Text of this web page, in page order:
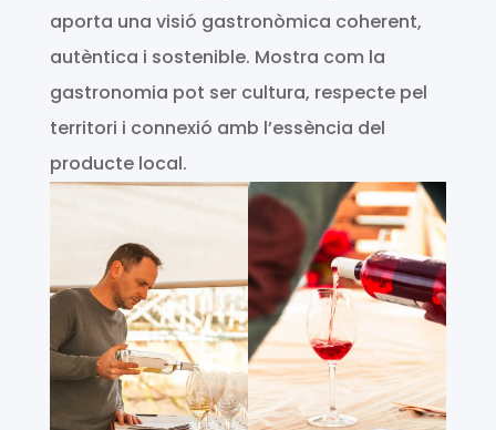
aporta una visió gastronòmica coherent,
autèntica i sostenible. Mostra com la
gastronomia pot ser cultura, respecte pel
territori i connexió amb l’essència del
producte local.